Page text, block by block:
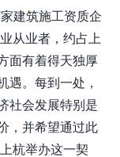
建筑施工资质企
从业者，约占上
面有着得天独厚
遇。每到一处，
社会发展特别是
，并希望通过此
杭举办这一契